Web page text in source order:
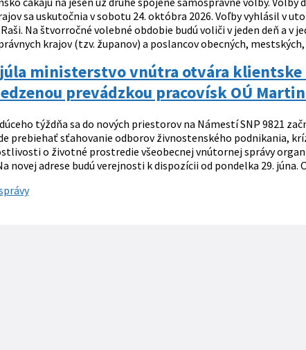
sa uskutočnia v sobotu 24. októbra 2026. Voľby vyhlásil v
Na štvorročné volebné obdobie budú voliči v jeden deň a
krajov (tzv. županov) a poslancov obecných,
ministerstvo vnútra otvára
prevádzkou pracovísk OÚ Martin
týždňa sa do nových priestorov na Námestí SNP 9821
prebiehať sťahovanie odborov živnostenského podnikania,
o životné prostredie všeobecnej vnútornej správy
novej adrese budú verejnosti k dispozícii od pondelka 29. júna.